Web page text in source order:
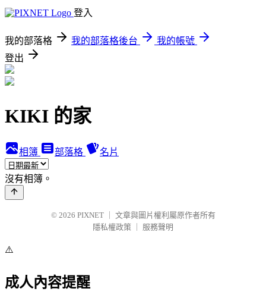
登入
我的部落格 我的部落格後台
我的帳號
登出
KIKI 的家
相簿 部落格 名片
沒有相簿。
© 2026 PIXNET
文章與圖片權利屬原作者所有
隱私權政策
服務聲明
⚠️
成人內容提醒